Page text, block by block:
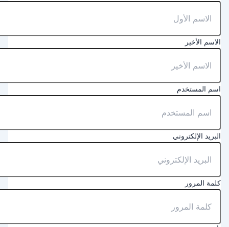
الأخير
المستخدم
الإلكتروني
المرور